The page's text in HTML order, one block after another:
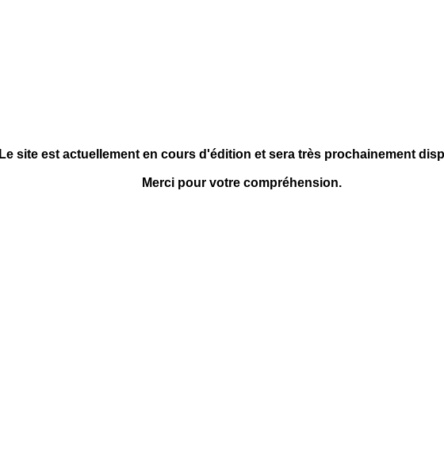
Le site est actuellement en cours d'édition et sera très prochainement
Merci pour votre compréhension.